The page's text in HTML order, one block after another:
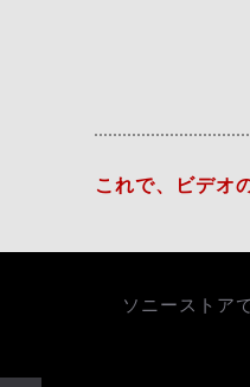
これで、ビデオ
ソニーストア